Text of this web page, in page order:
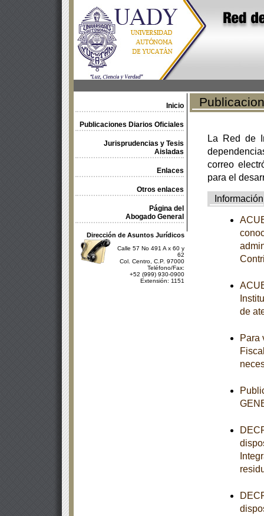
Inicio
Publicaciones Diarios Oficiales
Jurisprudencias y Tesis
Aisladas
Enlaces
Otros enlaces
Página del
Abogado General
Dirección de Asuntos Jurídicos
Calle 57 No 491 A x 60 y
62
Col. Centro, C.P. 97000
Teléfono/Fax:
+52 (999) 930-0900
Extensión: 1151
La Red de
correo
para el
Información
de
Para